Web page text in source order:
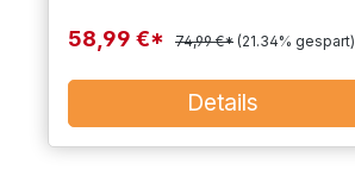
58,99 €* 74,99 €* (21.34% gespart)
Details